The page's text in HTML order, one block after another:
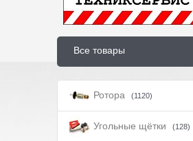
Все товары
Ротора (1120)
Угольные щётки (128)